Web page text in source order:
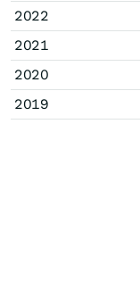
2022
2021
2020
2019